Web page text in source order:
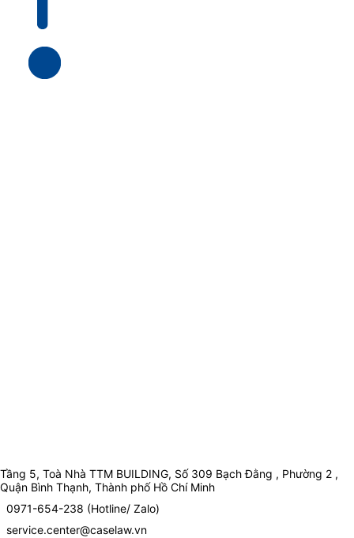
Tầng 5, Toà Nhà TTM BUILDING, Số 309 Bạch Đằng , Phường 2 ,
Quận Bình Thạnh, Thành phố Hồ Chí Minh
0971-654-238 (Hotline/ Zalo)
service.center@caselaw.vn